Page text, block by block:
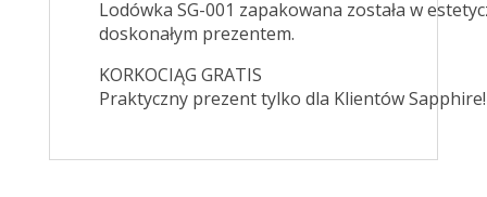
Lodówka SG-001 zapakowana została w
doskonałym prezentem.
KORKOCIĄG GRATIS
Praktyczny prezent tylko dla Klientów Sapphire!